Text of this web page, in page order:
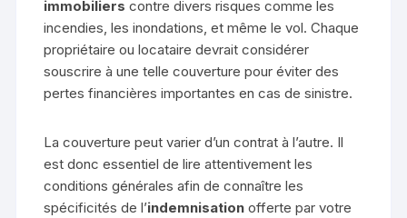
immobiliers contre divers risques comme les
incendies, les inondations, et même le vol. Chaque
propriétaire ou locataire devrait considérer
souscrire à une telle couverture pour éviter des
pertes financières importantes en cas de sinistre.
La couverture peut varier d’un contrat à l’autre. Il
est donc essentiel de lire attentivement les
conditions générales afin de connaître les
spécificités de l’indemnisation offerte par votre